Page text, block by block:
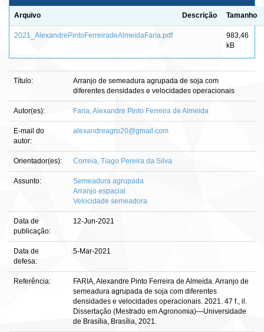
Arquivo Descrição Tamanho
2021_AlexandrePintoFerreiradeAlmeidaFaria.pdf
983,46
kB
Título:
Arranjo de semeadura agrupada de soja com
diferentes densidades e velocidades operacionais
Autor(es): Faria, Alexandre Pinto Ferreira de Almeida
E-mail do
autor:
alexandreagro20@gmail.com
Orientador(es): Correia, Tiago Pereira da Silva
Assunto:
Semeadura agrupada
Arranjo espacial
Velocidade semeadora
Data de
publicação:
12-Jun-2021
Data de
defesa:
5-Mar-2021
Referência:
FARIA, Alexandre Pinto Ferreira de Almeida. Arranjo de
semeadura agrupada de soja com diferentes
densidades e velocidades operacionais. 2021. 47 f., il.
Dissertação (Mestrado em Agronomia)—Universidade
de Brasília, Brasília, 2021.